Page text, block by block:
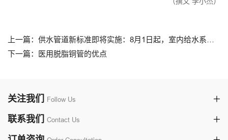
上一篇：供水管道新标准即将实施：8月1日起，室内给水系统推荐采用铜管
下一篇：医用脱脂铜管的优点
关注我们 Follow Us
联系我们 Contact Us